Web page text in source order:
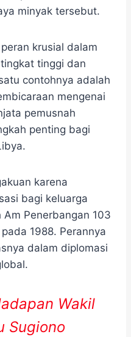
minyak tersebut.
krusial dalam
tinggi dan
contohnya adalah
mengenai
pemusnah
penting bagi
karena
bagi keluarga
Penerbangan 103
1988. Perannya
dalam diplomasi
Wakil
Sugiono